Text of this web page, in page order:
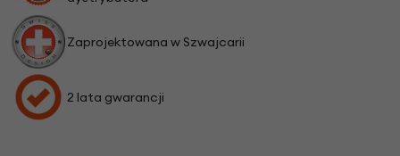
Zaprojektowana w Szwajcarii
2 lata gwarancji